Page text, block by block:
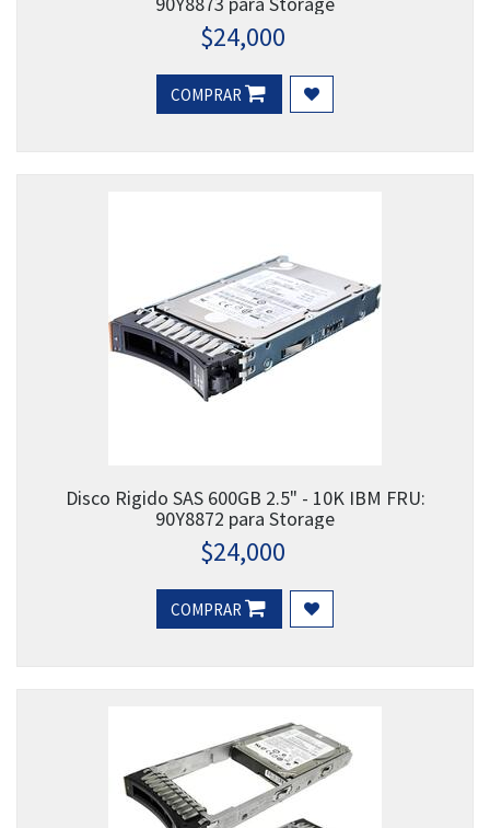
$24,000
COMPRAR
Disco Rigido SAS 600GB 2.5" - 10K IBM FRU:
90Y8872 para Storage
$24,000
COMPRAR